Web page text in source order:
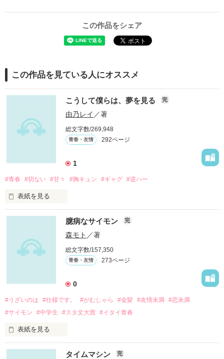
この作品をシェア
この作品を見ている人にオススメ
こうして僕らは、夢を見る 完
由乃レイ ／著
総文字数/269,948
青春・友情 292ページ
1
#青春 #切ない #甘々 #胸キュン #ギャグ #逆ハー
表紙を見る
愛され/
/葛藤/後悔/勇気/希望/生/言葉/
/虐め/死/不安/泪/笑/リアルさ/現実/幻想/[みせる]青春
ワタシはポンコツになった
前を見据えるために諦めた
いつだって夢は夢でしかない
臆病なサイモン 完
森モト ／著
総文字数/157,350
青春・友情 273ページ
0
#うざいのは #仕様です。 #がむしゃら #金髪 #友情未満 #恋未満
#サイモン
#中学生 #スタ文大賞 #イタイ青春
表紙を見る
タイムマシン 完